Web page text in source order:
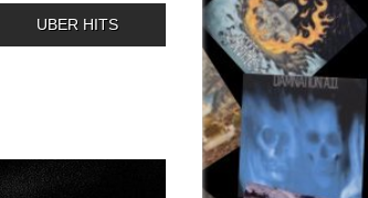
UBER HITS